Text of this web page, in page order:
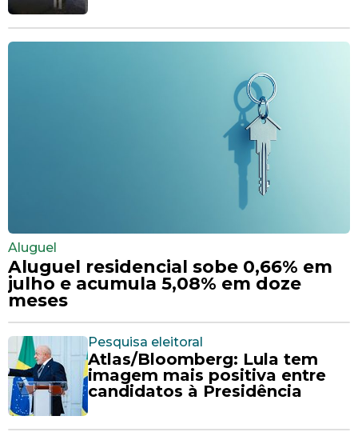
Aluguel
Aluguel residencial sobe 0,66% em
julho e acumula 5,08% em doze
meses
Pesquisa eleitoral
Atlas/Bloomberg: Lula tem
imagem mais positiva entre
candidatos à Presidência